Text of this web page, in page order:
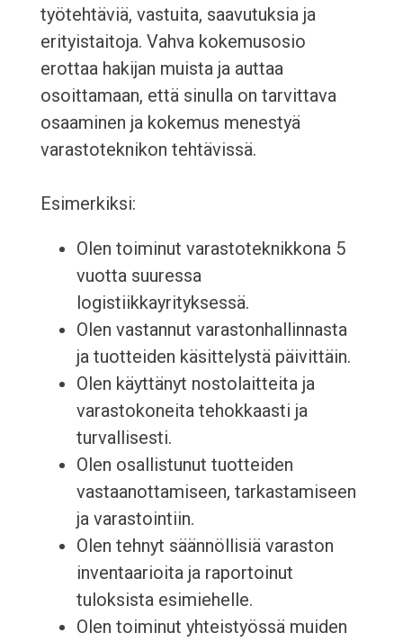
työtehtäviä, vastuita, saavutuksia ja
erityistaitoja. Vahva kokemusosio
erottaa hakijan muista ja auttaa
osoittamaan, että sinulla on tarvittava
osaaminen ja kokemus menestyä
varastoteknikon tehtävissä.
Esimerkiksi:
Olen toiminut varastoteknikkona 5
vuotta suuressa
logistiikkayrityksessä.
Olen vastannut varastonhallinnasta
ja tuotteiden käsittelystä päivittäin.
Olen käyttänyt nostolaitteita ja
varastokoneita tehokkaasti ja
turvallisesti.
Olen osallistunut tuotteiden
vastaanottamiseen, tarkastamiseen
ja varastointiin.
Olen tehnyt säännöllisiä varaston
inventaarioita ja raportoinut
tuloksista esimiehelle.
Olen toiminut yhteistyössä muiden